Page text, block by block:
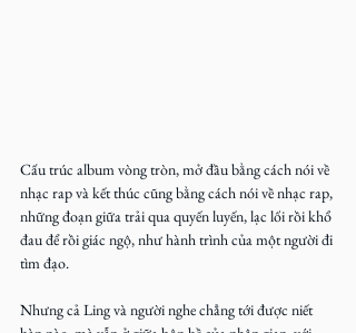
Cấu trúc album vòng tròn, mở đầu bằng cách nói về
nhạc rap và kết thúc cũng bằng cách nói về nhạc rap,
những đoạn giữa trải qua quyến luyến, lạc lối rồi khổ
đau để rồi giác ngộ, như hành trình của một người đi
tìm đạo.
Nhưng cả Ling và người nghe chẳng tới được niết